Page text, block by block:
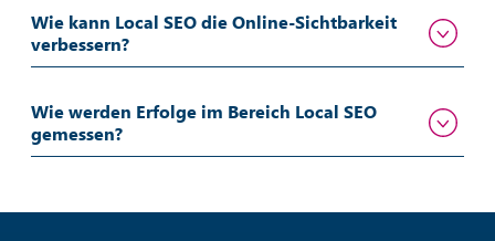
Wie kann Local SEO die Online-Sichtbarkeit
verbessern?
Wie werden Erfolge im Bereich Local SEO
gemessen?